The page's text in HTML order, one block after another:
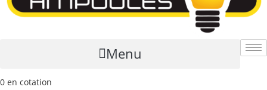
Menu
0 en cotation